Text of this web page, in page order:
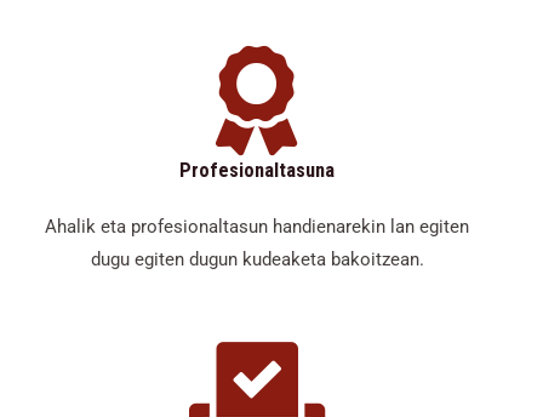
Profesionaltasuna
Ahalik eta profesionaltasun handienarekin lan egiten
dugu egiten dugun kudeaketa bakoitzean.